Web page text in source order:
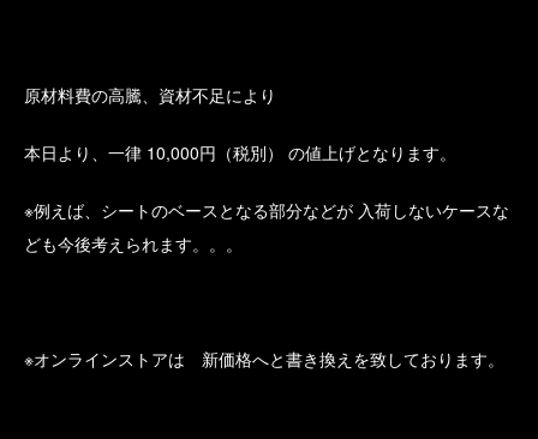
原材料費の高騰、資材不足により
本日より、一律 10,000円（税別） の値上げとなります。
※例えば、シートのベースとなる部分などが 入荷しないケースな
ども今後考えられます。。。
※オンラインストアは 新価格へと書き換えを致しております。